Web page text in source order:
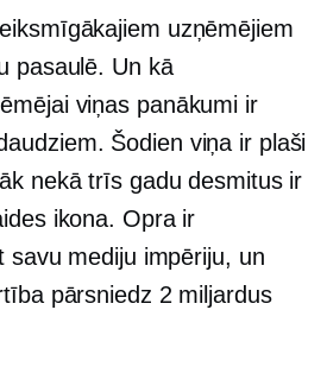
uzņēmējiem
pasaulē. Un kā
viņas panākumi ir
Šodien viņa ir plaši
nekā trīs gadu desmitus ir
ikona. Opra ir
savu mediju impēriju, un
pārsniedz 2 miljardus